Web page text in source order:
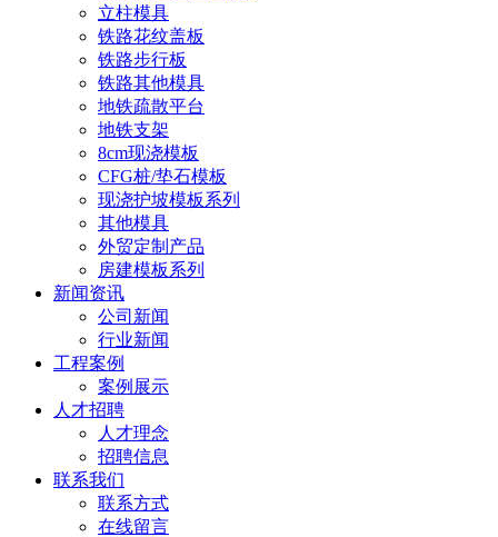
立柱模具
铁路花纹盖板
铁路步行板
铁路其他模具
地铁疏散平台
地铁支架
8cm现浇模板
CFG桩/垫石模板
现浇护坡模板系列
其他模具
外贸定制产品
房建模板系列
新闻资讯
公司新闻
行业新闻
工程案例
案例展示
人才招聘
人才理念
招聘信息
联系我们
联系方式
在线留言